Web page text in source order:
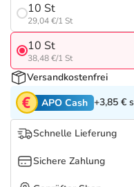
Tierapotheke
Vitamine &
Marken
Salus Deals
10 St
29,04 €/1 St
10 St
38,48 €/1 St
Versandkostenfrei
APO Cash +3,85 €
Schnelle Lieferung
Sichere Zahlung